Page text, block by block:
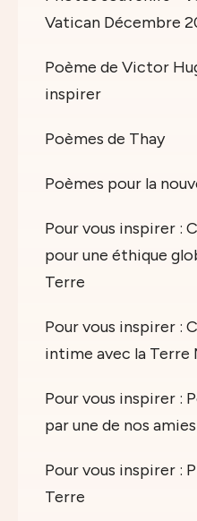
Vatican Décembre
Poème de Victor
inspirer
Poèmes de Thay
Poèmes pour la
Pour vous inspirer :
pour une éthique
Terre
Pour vous inspirer :
intime avec la Terre
Pour vous inspirer :
par une de nos amies
Pour vous inspirer :
Terre